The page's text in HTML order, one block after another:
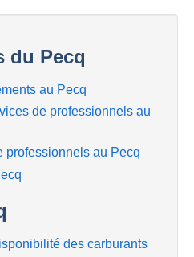
du Pecq
au Pecq
de professionnels au
professionnels au Pecq
des carburants